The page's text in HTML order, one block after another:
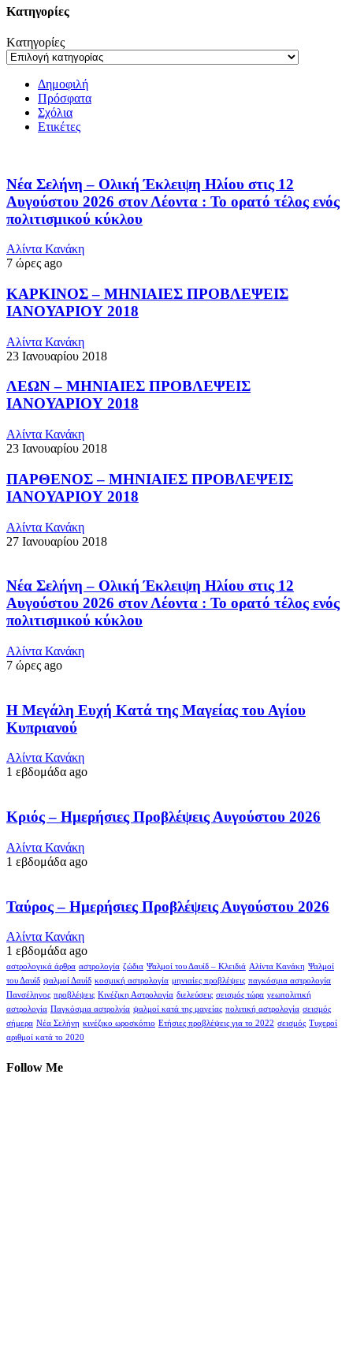
Kατηγορίες
Kατηγορίες
Δημοφιλή
Πρόσφατα
Σχόλια
Ετικέτες
Νέα Σελήνη – Ολική Έκλειψη Ηλίου στις 12
Αυγούστου 2026 στον Λέοντα : Το ορατό τέλος ενός
πολιτισμικού κύκλου
Αλίντα Κανάκη
7 ώρες ago
ΚΑΡΚΙΝΟΣ – ΜΗΝΙΑΙΕΣ ΠΡΟΒΛΕΨΕΙΣ
ΙΑΝΟΥΑΡΙΟΥ 2018
Αλίντα Κανάκη
23 Ιανουαρίου 2018
ΛΕΩΝ – ΜΗΝΙΑΙΕΣ ΠΡΟΒΛΕΨΕΙΣ
ΙΑΝΟΥΑΡΙΟΥ 2018
Αλίντα Κανάκη
23 Ιανουαρίου 2018
ΠΑΡΘΕΝΟΣ – ΜΗΝΙΑΙΕΣ ΠΡΟΒΛΕΨΕΙΣ
ΙΑΝΟΥΑΡΙΟΥ 2018
Αλίντα Κανάκη
27 Ιανουαρίου 2018
Νέα Σελήνη – Ολική Έκλειψη Ηλίου στις 12
Αυγούστου 2026 στον Λέοντα : Το ορατό τέλος ενός
πολιτισμικού κύκλου
Αλίντα Κανάκη
7 ώρες ago
Η Μεγάλη Ευχή Κατά της Μαγείας του Αγίου
Κυπριανού
Αλίντα Κανάκη
1 εβδομάδα ago
Κριός – Ημερήσιες Προβλέψεις Αυγούστου 2026
Αλίντα Κανάκη
1 εβδομάδα ago
Ταύρος – Ημερήσιες Προβλέψεις Αυγούστου 2026
Αλίντα Κανάκη
1 εβδομάδα ago
αστρολογικά άρθρα αστρολογία ζώδια Ψαλμοί του Δαυίδ – Κλειδιά Αλίντα Κανάκη Ψαλμοί
του Δαυίδ ψαλμοί Δαυίδ κοσμική αστρολογία μηνιαίες προβλέψεις παγκόσμια αστρολογία
Πανσέληνος προβλέψεις Κινέζικη Αστρολογία διελεύσεις σεισμός τώρα γεωπολιτική
αστρολογία Παγκόσμια αστρολγία ψαλμοί κατά της μαγείας πολιτική αστρολογία σεισμός
σήμερα Νέα Σελήνη κινέζικο ωροσκόπιο Ετήσιες προβλέψεις για το 2022 σεισμός Τυχεροί
αριθμοί κατά το 2020
Follow Me